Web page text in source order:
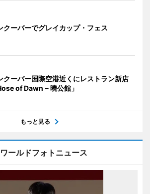
クーバーでグレイカップ・フェス
クーバー国際空港近くにレストラン新店
of Dawn－曉公館」
もっと見る
ワールドフォトニュース